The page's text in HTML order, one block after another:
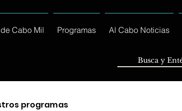
Cabo Mil Programas Al Cabo Noticias
programas